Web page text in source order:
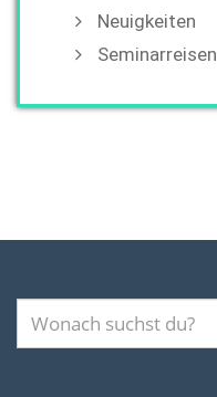
Neuigkeiten
Seminarreisen